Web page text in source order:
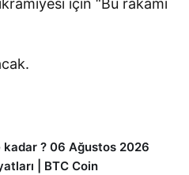
kadar ? 06 Ağustos 2026
| BTC Coin